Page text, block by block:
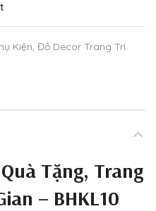
Kiện, Đồ Decor Trang Trí
Tặng, Trang
– BHKL10